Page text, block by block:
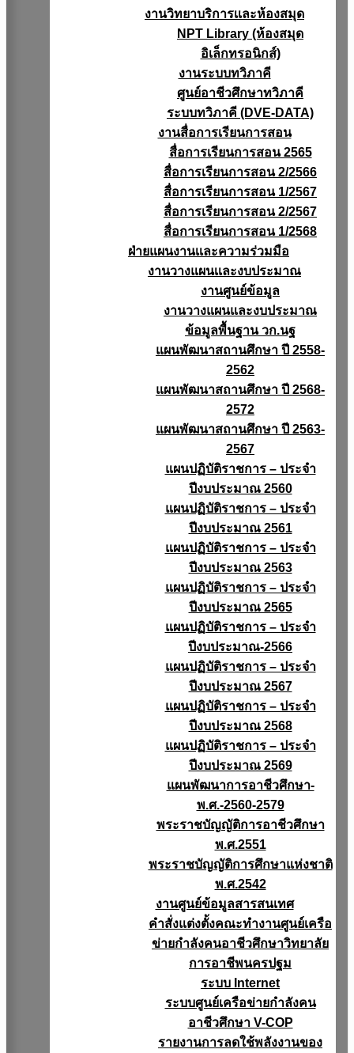
งานวิทยาบริการเเละห้องสมุด
NPT Library (ห้องสมุด
อิเล็กทรอนิกส์)
งานระบบทวิภาคี
ศูนย์อาชีวศึกษาทวิภาคี
ระบบทวิภาคี (DVE-DATA)
งานสื่อการเรียนการสอน
สื่อการเรียนการสอน 2565
สื่อการเรียนการสอน 2/2566
สื่อการเรียนการสอน 1/2567
สื่อการเรียนการสอน 2/2567
สื่อการเรียนการสอน 1/2568
ฝ่ายแผนงานเเละความร่วมมือ
งานวางแผนเเละงบประมาณ
งานศูนย์ข้อมูล
งานวางแผนและงบประมาณ
ข้อมูลพื้นฐาน วก.นฐ
แผนพัฒนาสถานศึกษา ปี 2558-
2562
แผนพัฒนาสถานศึกษา ปี 2568-
2572
แผนพัฒนาสถานศึกษา ปี 2563-
2567
แผนปฏิบัติราชการ – ประจำ
ปีงบประมาณ 2560
แผนปฏิบัติราชการ – ประจำ
ปีงบประมาณ 2561
แผนปฏิบัติราชการ – ประจำ
ปีงบประมาณ 2563
แผนปฏิบัติราชการ – ประจำ
ปีงบประมาณ 2565
แผนปฏิบัติราชการ – ประจำ
ปีงบประมาณ-2566
แผนปฏิบัติราชการ – ประจำ
ปีงบประมาณ 2567
แผนปฏิบัติราชการ – ประจำ
ปีงบประมาณ 2568
แผนปฏิบัติราชการ – ประจำ
ปีงบประมาณ 2569
แผนพัฒนาการอาชีวศึกษา-
พ.ศ.-2560-2579
พระราชบัญญัติการอาชีวศึกษา
พ.ศ.2551
พระราชบัญญัติการศึกษาแห่งชาติ
พ.ศ.2542
งานศูนย์ข้อมูลสารสนเทศ
คำสั่งแต่งตั้งคณะทำงานศูนย์เครือ
ข่ายกำลังคนอาชีวศึกษาวิทยาลัย
การอาชีพนครปฐม
ระบบ Internet
ระบบศูนย์เครือข่ายกำลังคน
อาชีวศึกษา V-COP
รายงานการลดใช้พลังงานของ